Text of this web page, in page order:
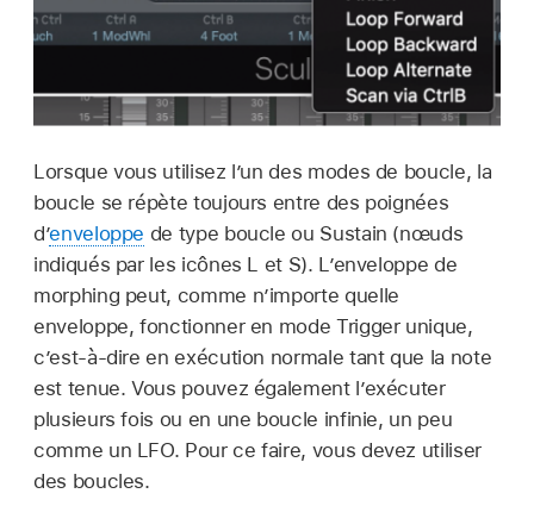
Lorsque vous utilisez l’un des modes de boucle, la
boucle se répète toujours entre des poignées
d’enveloppe de type boucle ou Sustain (nœuds
indiqués par les icônes L et S). L’enveloppe de
morphing peut, comme n’importe quelle
enveloppe, fonctionner en mode Trigger unique,
c’est-à-dire en exécution normale tant que la note
est tenue. Vous pouvez également l’exécuter
plusieurs fois ou en une boucle infinie, un peu
comme un LFO. Pour ce faire, vous devez utiliser
des boucles.